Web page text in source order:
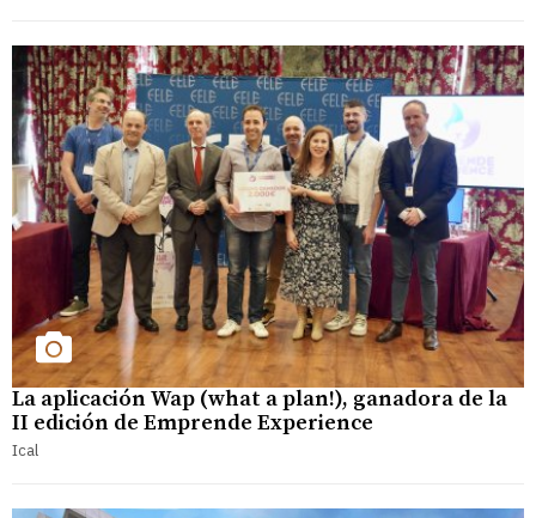
La aplicación Wap (what a plan!), ganadora de la
II edición de Emprende Experience
Ical